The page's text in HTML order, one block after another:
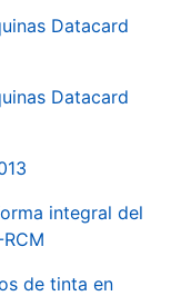
Datacard
Datacard
integral del
de tinta en